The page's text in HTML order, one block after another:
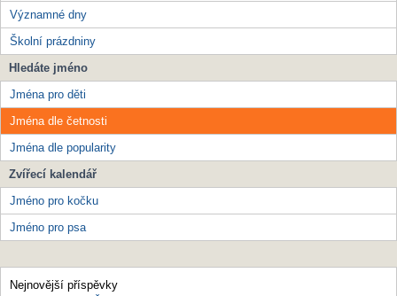
Významné dny
Školní prázdniny
Hledáte jméno
Jména pro děti
Jména dle četnosti
Jména dle popularity
Zvířecí kalendář
Jméno pro kočku
Jméno pro psa
Nejnovější příspěvky